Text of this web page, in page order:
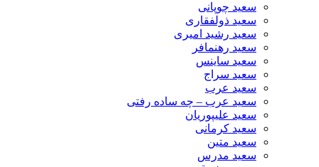
سعید چوپانی
سعید ذولفقاری
سعید رشید امیری
سعید رهنمافر
سعید ساینس
سعید سراج
سعید عرب
سعید عرب – چه ساده رفتی
سعید علیپوریان
سعید کرمانی
سعید متین
سعید مدرس